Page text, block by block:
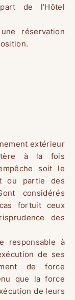
de l’Hôtel
réservation
extérieur
à la fois
soit le
ou partie des
considérés
fortuit ceux
des
responsable à
de ses
de force
que la force
de leurs